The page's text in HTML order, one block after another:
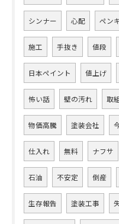
シンナー 心配 ペン
施工 手抜き 値段
日本ペイント 値上げ
怖い話 壁の汚れ 取
物価高騰 塗装会社
仕入れ 無料 ナフサ
石油 不安定 倒産
生存報告 塗装工事